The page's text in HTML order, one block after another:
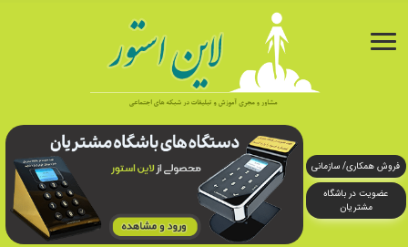
فروش همکاری/ سازمانی
عضویت در باشگاه
مشتریان